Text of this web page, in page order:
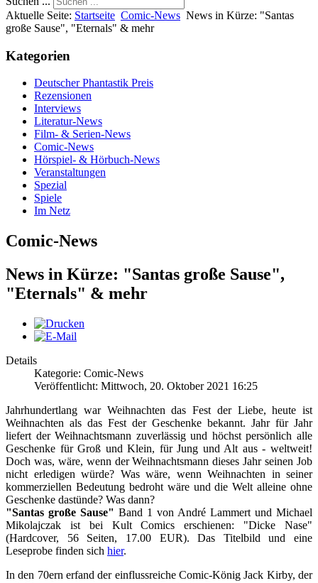
Aktuelle Seite: Startseite Comic-News News in Kürze: "Santas
große Sause", "Eternals" & mehr
Kategorien
Deutscher Phantastik Preis
Rezensionen
Interviews
Literatur-News
Film- & Serien-News
Comic-News
Hörspiel- & Hörbuch-News
Veranstaltungen
Spezial
Spiele
Im Netz
Comic-News
News in Kürze: "Santas große Sause",
"Eternals" & mehr
Details
Kategorie: Comic-News
Veröffentlicht: Mittwoch, 20. Oktober 2021 16:25
Jahrhundertlang war Weihnachten das Fest der Liebe, heute ist
Weihnachten als das Fest der Geschenke bekannt. Jahr für Jahr
liefert der Weihnachtsmann zuverlässig und höchst persönlich alle
Geschenke für Groß und Klein, für Jung und Alt aus - weltweit!
Doch was, wäre, wenn der Weihnachtsmann dieses Jahr seinen Job
nicht erledigen würde? Was wäre, wenn Weihnachten in seiner
kommerziellen Bedeutung bedroht wäre und die Welt alleine ohne
Geschenke dastünde? Was dann?
"Santas große Sause" Band 1 von André Lammert und Michael
Mikolajczak ist bei Kult Comics erschienen: "Dicke Nase"
(Hardcover, 56 Seiten, 17.00 EUR). Das Titelbild und eine
Leseprobe finden sich hier.
In den 70ern erfand der einflussreiche Comic-König Jack Kirby, der